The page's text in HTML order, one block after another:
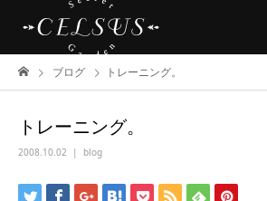
ブログ トレーニング。
トレーニング。
2008.10.02 blog